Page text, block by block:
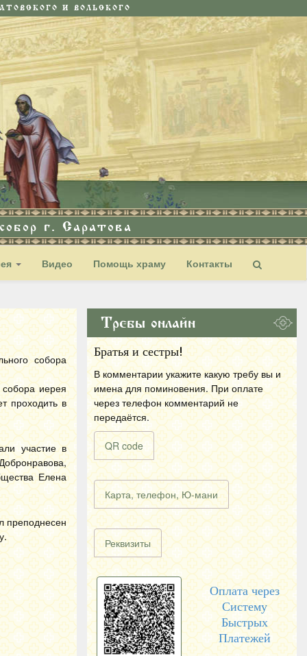
И ВОЛЬСКОГО
г. Саратова
Видео Помощь храму Контакты
собора
иерея
проходить в
участие в
Елена
преподнесен
Требы онлайн
Братья и сестры!
В комментарии укажите какую требу вы и
имена для поминовения. При оплате
через телефон комментарий не
передаётся.
QR code
Карта, телефон, Ю-мани
Реквизиты
Оплата через
Систему
Быстрых
Платежей